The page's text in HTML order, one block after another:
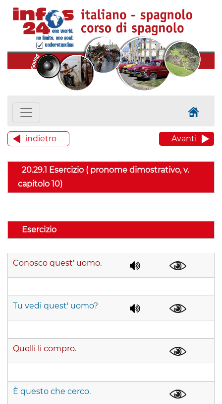
indietro Avanti
20.29.1 Esercizio ( pronome dimostrativo, v.
capitolo 10)
Esercizio
Conosco quest' uomo.
Tu vedi quest' uomo?
Quelli li compro.
È questo che cerco.